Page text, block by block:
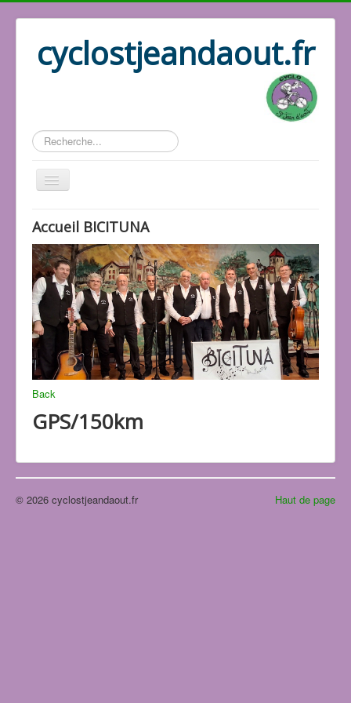
cyclostjeandaout.fr
Rechercher
Association
Les responsables
Les photos
Les vidéos
Le répertoire
Les activités
Accueil Cyclo
Accueil BICITUNA
Back
GPS/150km
Haut de page
© 2026 cyclostjeandaout.fr